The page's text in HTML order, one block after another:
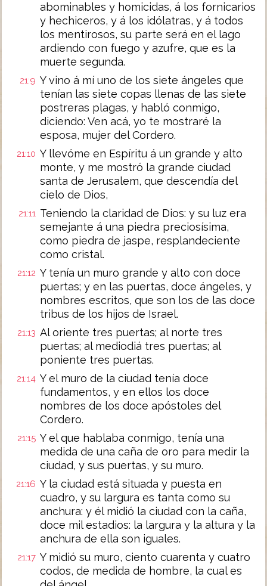
abominables y homicidas, á los fornicarios
y hechiceros, y á los idólatras, y á todos
los mentirosos, su parte será en el lago
ardiendo con fuego y azufre, que es la
muerte segunda.
21:9 Y vino á mí uno de los siete ángeles que
tenían las siete copas llenas de las siete
postreras plagas, y habló conmigo,
diciendo: Ven acá, yo te mostraré la
esposa, mujer del Cordero.
21:10 Y llevóme en Espíritu á un grande y alto
monte, y me mostró la grande ciudad
santa de Jerusalem, que descendía del
cielo de Dios,
21:11 Teniendo la claridad de Dios: y su luz era
semejante á una piedra preciosísima,
como piedra de jaspe, resplandeciente
como cristal.
21:12 Y tenía un muro grande y alto con doce
puertas; y en las puertas, doce ángeles, y
nombres escritos, que son los de las doce
tribus de los hijos de Israel.
21:13 Al oriente tres puertas; al norte tres
puertas; al mediodiá tres puertas; al
poniente tres puertas.
21:14 Y el muro de la ciudad tenía doce
fundamentos, y en ellos los doce
nombres de los doce apóstoles del
Cordero.
21:15 Y el que hablaba conmigo, tenía una
medida de una caña de oro para medir la
ciudad, y sus puertas, y su muro.
21:16 Y la ciudad está situada y puesta en
cuadro, y su largura es tanta como su
anchura: y él midió la ciudad con la caña,
doce mil estadios: la largura y la altura y la
anchura de ella son iguales.
21:17 Y midió su muro, ciento cuarenta y cuatro
codos, de medida de hombre, la cual es